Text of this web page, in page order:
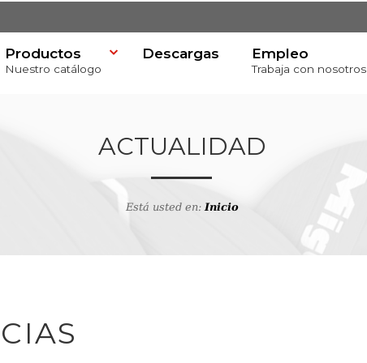
Productos
Nuestro catálogo
Descargas Empleo
Trabaja con nosotros
ACTUALIDAD
Está usted en:Inicio